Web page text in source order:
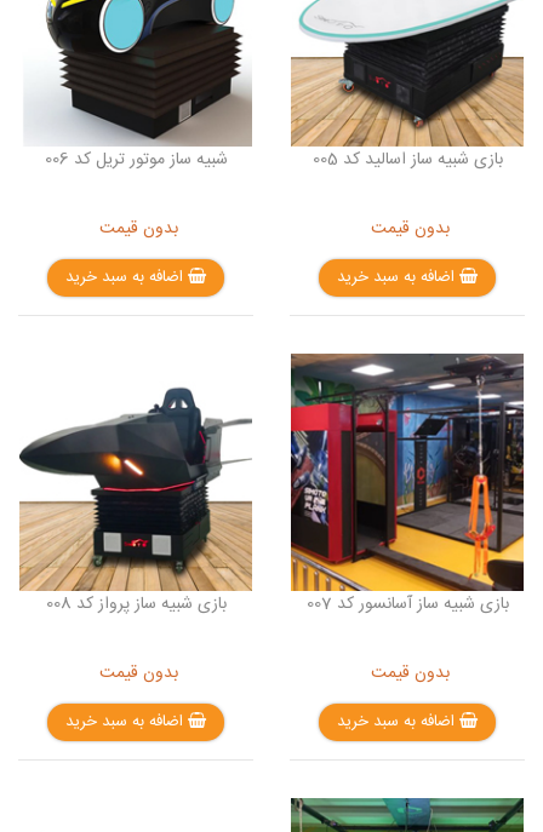
بازی شبیه ساز اسالید کد 005
بدون قیمت
اضافه به سبد خرید
شبیه ساز موتور تریل کد 006
بدون قیمت
اضافه به سبد خرید
بازی شبیه ساز آسانسور کد 007
بدون قیمت
اضافه به سبد خرید
بازی شبیه ساز پرواز کد 008
بدون قیمت
اضافه به سبد خرید